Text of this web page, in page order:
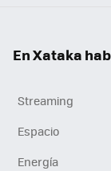
En Xataka
Streaming
Espacio
Energía